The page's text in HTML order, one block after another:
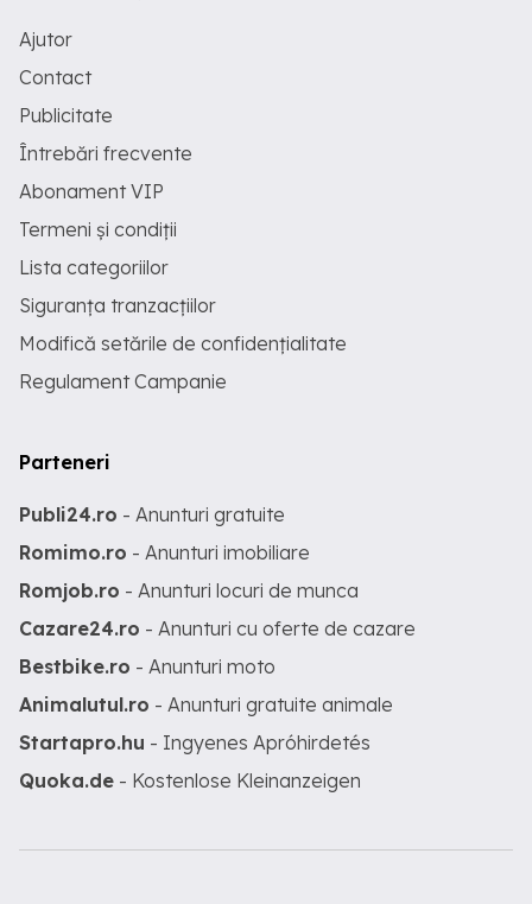
Ajutor
Contact
Publicitate
Întrebări frecvente
Abonament VIP
Termeni și condiții
Lista categoriilor
Siguranța tranzacțiilor
Modifică setările de confidențialitate
Regulament Campanie
Parteneri
Publi24.ro - Anunturi gratuite
Romimo.ro - Anunturi imobiliare
Romjob.ro - Anunturi locuri de munca
Cazare24.ro - Anunturi cu oferte de cazare
Bestbike.ro - Anunturi moto
Animalutul.ro - Anunturi gratuite animale
Startapro.hu - Ingyenes Apróhirdetés
Quoka.de - Kostenlose Kleinanzeigen